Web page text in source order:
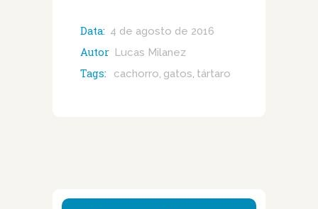
Data: 4 de agosto de 2016
Autor Lucas Milanez
Tags: cachorro, gatos, tártaro